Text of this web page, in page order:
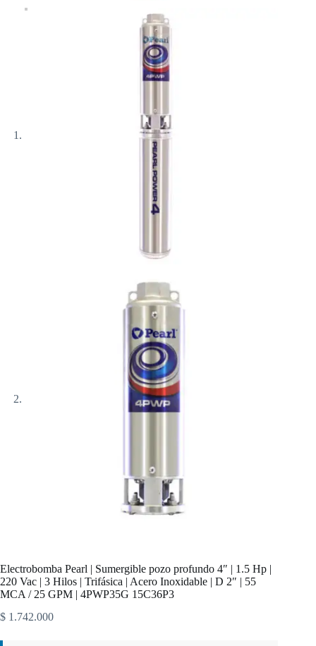
Electrobomba Pearl | Sumergible pozo profundo 4″ | 1.5 Hp |
220 Vac | 3 Hilos | Trifásica | Acero Inoxidable | D 2″ | 55
MCA / 25 GPM | 4PWP35G 15C36P3
$ 1.742.000